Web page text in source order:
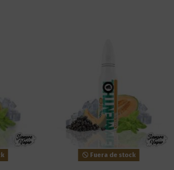
Fuera de stock